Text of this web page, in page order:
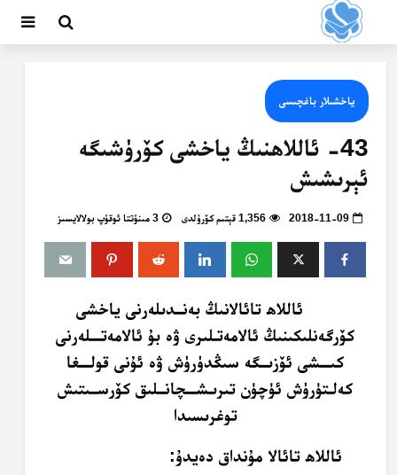
ياخشىلار باغچىسى
43- ئاللاھنىڭ ياخشى كۆرۈشىگە
ئېرىشىش
2018-11-09 1,356 قېتىم كۆرۈلدى 3 مىنۇتتا ئوقۇپ بولالايسىز
ئاللاھ تائالانىڭ بەنــدىلەرنى ياخشى
كۆرگەنلىكىنىڭ ئالامەتـلىرى ۋە بۇ ئالامەتـــلەرنى
كىـــشى ئۆزىــگە سىڭدۈرۈش ۋە ئۇنى قولـــغا
كەلـتۈرۈش ئۈچۈن تىرىـشـــچانــلىق كۆرســىتىش
توغرىسىدا
ئاللاھ تائالا مۇنداق دەيدۇ: